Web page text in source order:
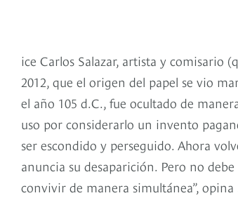
ice Carlos Salazar, artista y comisario
2012, que el origen del papel se vio
el año 105 d.C., fue ocultado de
uso por considerarlo un invento
ser escondido y perseguido. Ahora
anuncia su desaparición. Pero no
convivir de manera simultánea”, opina